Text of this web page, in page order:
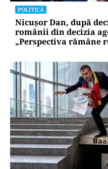
POLITICĂ
Nicușor Dan, după
românii din decizia
„Perspectiva rămâne